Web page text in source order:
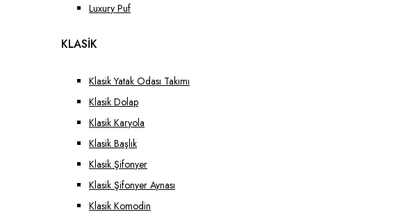
Luxury Puf
KLASİK
Klasik Yatak Odası Takımı
Klasik Dolap
Klasik Karyola
Klasik Başlık
Klasik Şifonyer
Klasik Şifonyer Aynası
Klasik Komodin